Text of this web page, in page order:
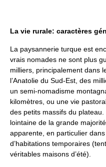
La vie rurale: caractères
La paysannerie turque est
vrais nomades ne sont plus
milliers, principalement dans
l’Anatolie du Sud-Est, des
un semi-nomadisme
kilomètres, ou une vie
des petits massifs du
lointaine de la grande
apparente, en particulier
d’habitations temporaires
véritables maisons d’été).